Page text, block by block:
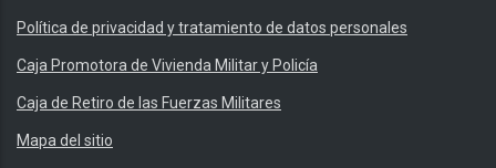
Política de privacidad y tratamiento de datos personales
Caja Promotora de Vivienda Militar y Policía
Caja de Retiro de las Fuerzas Militares
Mapa del sitio